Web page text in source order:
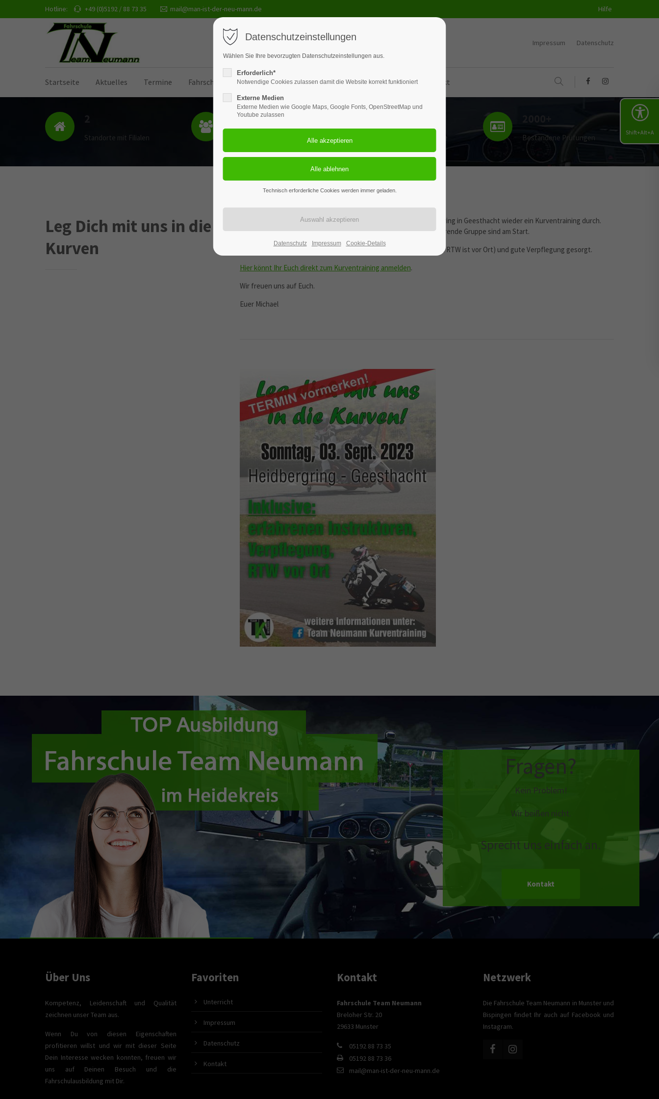
Hotline: +49 (0)5192 / 88 73 35 mail@man-ist-der-neu-mann.de Hilfe
Startseite Aktuelles Termine Fahrschule Lehrmittel Kurse Galerie Unterricht Kontakt
Impressum Datenschutz
Standorte mit Filialen verwendete Fahrzeuge Bestandene Prüfungen
Leg Dich mit uns in die
Kurven
A
m Sonntag den 03. September 2023 führen wir am Heidbergring in Geesthacht wieder ein Kurventraining durch.
Drei Gruppen mit erfahrenen Instruktoren und eine frei fahrende Gruppe sind am Start.
Natürlich ist auf für die Sanitätsdienstliche Versorgung (ein RTW ist vor Ort) und gute Verpflegung gesorgt.
Hier könnt Ihr Euch direkt zum Kurventraining anmelden.
Wir freuen uns auf Euch.
Euer Michael
Fragen?
Kein Problem!
Wir beißen nicht.
Sprecht uns einfach an.
Kontakt
Über Uns
Kompetenz, Leidenschaft und Qualität
zeichnen unser Team aus.
Wenn Du von diesen Eigenschaften
profitieren willst und wir mit dieser Seite
Dein Interesse wecken konnten, freuen wir
uns auf Deinen Besuch und die
Fahrschulausbildung mit Dir.
Favoriten
Unterricht
Impressum
Datenschutz
Kontakt
Kontakt
Fahrschule Team Neumann
Breloher Str. 20
29633 Munster
05192 88 73 35
05192 88 73 36
mail@man-ist-der-neu-mann.de
Netzwerk
Die Fahrschule Team Neumann in Munster und
Bispingen findet Ihr auch auf Facebook und
Instagram.
Datenschutzeinstellungen
Wählen Sie Ihre bevorzugten Datenschutzeinstellungen aus.
Erforderlich*
Notwendige Cookies zulassen damit die Website korrekt funktioniert
Externe Medien
Externe Medien wie Google Maps, Google Fonts, OpenStreetMap und
Youtube zulassen
Technisch erforderliche Cookies werden immer geladen.
Datenschutz Impressum Cookie-Details
Shift+Alt+A